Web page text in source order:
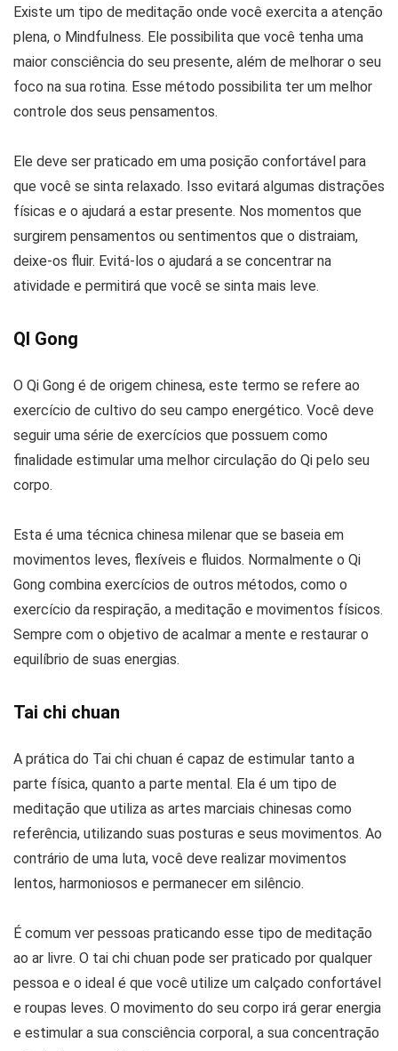
Existe um tipo de meditação onde você exercita a atenção
plena, o Mindfulness. Ele possibilita que você tenha uma
maior consciência do seu presente, além de melhorar o seu
foco na sua rotina. Esse método possibilita ter um melhor
controle dos seus pensamentos.
Ele deve ser praticado em uma posição confortável para
que você se sinta relaxado. Isso evitará algumas distrações
físicas e o ajudará a estar presente. Nos momentos que
surgirem pensamentos ou sentimentos que o distraiam,
deixe-os fluir. Evitá-los o ajudará a se concentrar na
atividade e permitirá que você se sinta mais leve.
QI Gong
O Qi Gong é de origem chinesa, este termo se refere ao
exercício de cultivo do seu campo energético. Você deve
seguir uma série de exercícios que possuem como
finalidade estimular uma melhor circulação do Qi pelo seu
corpo.
Esta é uma técnica chinesa milenar que se baseia em
movimentos leves, flexíveis e fluidos. Normalmente o Qi
Gong combina exercícios de outros métodos, como o
exercício da respiração, a meditação e movimentos físicos.
Sempre com o objetivo de acalmar a mente e restaurar o
equilíbrio de suas energias.
Tai chi chuan
A prática do Tai chi chuan é capaz de estimular tanto a
parte física, quanto a parte mental. Ela é um tipo de
meditação que utiliza as artes marciais chinesas como
referência, utilizando suas posturas e seus movimentos. Ao
contrário de uma luta, você deve realizar movimentos
lentos, harmoniosos e permanecer em silêncio.
É comum ver pessoas praticando esse tipo de meditação
ao ar livre. O tai chi chuan pode ser praticado por qualquer
pessoa e o ideal é que você utilize um calçado confortável
e roupas leves. O movimento do seu corpo irá gerar energia
e estimular a sua consciência corporal, a sua concentração